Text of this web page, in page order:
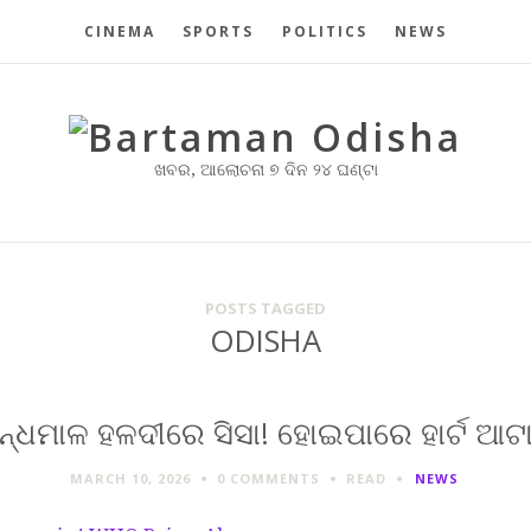
CINEMA SPORTS POLITICS NEWS
ଖବର, ଆଲୋଚନା ୭ ଦିନ ୨୪ ଘଣ୍ଟା
POSTS TAGGED
ODISHA
ହଳଦୀରେ ସିସା! ହୋଇପାରେ ହାର୍ଟ
MARCH 10, 2026 0 COMMENTS READ NEWS